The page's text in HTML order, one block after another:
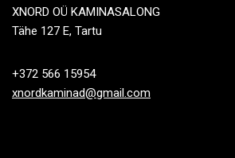
XNORD OÜ KAMINASALONG
Tähe 127 E, Tartu
+372 566 15954
xnordkaminad@gmail.com